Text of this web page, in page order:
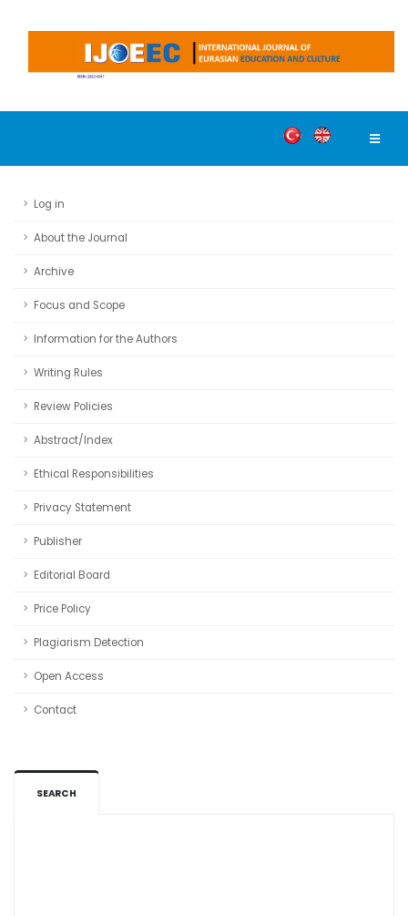
Log in
About the Journal
Archive
Focus and Scope
Information for the Authors
Writing Rules
Review Policies
Abstract/Index
Ethical Responsibilities
Privacy Statement
Publisher
Editorial Board
Price Policy
Plagiarism Detection
Open Access
Contact
SEARCH